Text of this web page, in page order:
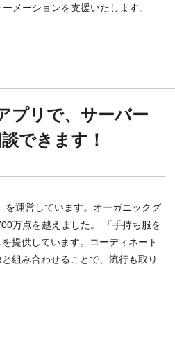
メーションを支援いたします。
プリで、サーバー
できます！
を運営しています。オーガニックグ
万点を越えました。 「手持ち服を
提供しています。コーディネート
組み合わせることで、流行も取り